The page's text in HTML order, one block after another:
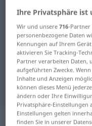
Deutsch-
Deutsch-
für
"Märchen"
Übersetzung
Ihre Privatsphäre ist
Wir und unsere716-Partner
personenbezogene Daten
Kennungen auf Ihrem
aktivieren Sie Tracking-
Partner verarbeiten Daten,
aufgeführten Zwecke.
Inhalte und Anzeigen
können dieses Menü
ändern oder Ihre
Privatsphäre-Einstellungen
Einstellungen gelten
finden Sie in unserer